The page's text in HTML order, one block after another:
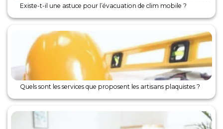
Existe-t-il une astuce pour l’évacuation de clim mobile ?
Quels sont les services que proposent les artisans plaquistes ?